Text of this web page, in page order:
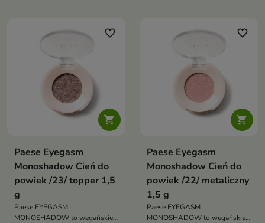
oka oraz przyciemniania linii
oka oraz przyciemniania linii rzęs

favorite_border
Paese Eyegasm
Monoshadow Cień do
powiek /23/ topper 1,5
g
Paese EYEGASM
MONOSHADOW to wegańskie

favorite_border
Paese Eyegasm
Monoshadow Cień do
powiek /22/ metaliczny
1,5 g
Paese EYEGASM
MONOSHADOW to wegańskie